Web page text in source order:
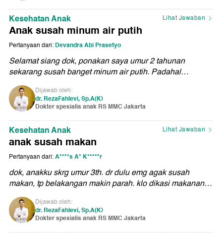
Kesehatan Anak Lihat Jawaban
Anak susah minum air putih
Pertanyaan dari: Devandra Abi Prasetyo
Selamat siang dok, ponakan saya umur 2 tahunan
sekarang susah banget minum air putih. Padahal
terhitung cukup aktif. Bagaimana cara agar anak tersebut
mau minum ya dok? Dan tanda-tanda apa yang perlu
diwaspadai agar dia gak dehidrasi?
Dijawab oleh:
dr. RezaFahlevi, Sp.A(K)
Dokter spesialis anak RS MMC Jakarta
Kesehatan Anak Lihat Jawaban
anak susah makan
Pertanyaan dari:A****s A* K*****r
dok, anakku skrg umur 3th. dr dulu emg agak susah
makan, tp belakangan makin parah. klo dikasi makanan
cuma mau bbrp suap trus udahan. aku jd takut gizinya
kurang. gimana ya supaya anak mau makan lbh baik?
dan juga bener gak sih kalo dikasi tontonan gadget malah
bikin makin males makan?terima kasih banyak dokter.
Dijawab oleh:
dr. RezaFahlevi, Sp.A(K)
Dokter spesialis anak RS MMC Jakarta